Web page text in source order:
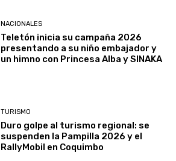
NACIONALES
Teletón inicia su campaña 2026
presentando a su niño embajador y
un himno con Princesa Alba y SINAKA
TURISMO
Duro golpe al turismo regional: se
suspenden la Pampilla 2026 y el
RallyMobil en Coquimbo